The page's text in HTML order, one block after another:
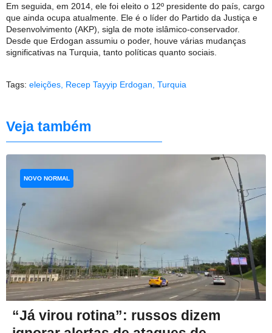
Em seguida, em 2014, ele foi eleito o 12º presidente do país, cargo
que ainda ocupa atualmente. Ele é o líder do Partido da Justiça e
Desenvolvimento (AKP), sigla de mote islâmico-conservador.
Desde que Erdogan assumiu o poder, houve várias mudanças
significativas na Turquia, tanto políticas quanto sociais.
Tags: eleições, Recep Tayyip Erdogan, Turquia
Veja também
“Já virou rotina”: russos dizem
NOVO NORMAL